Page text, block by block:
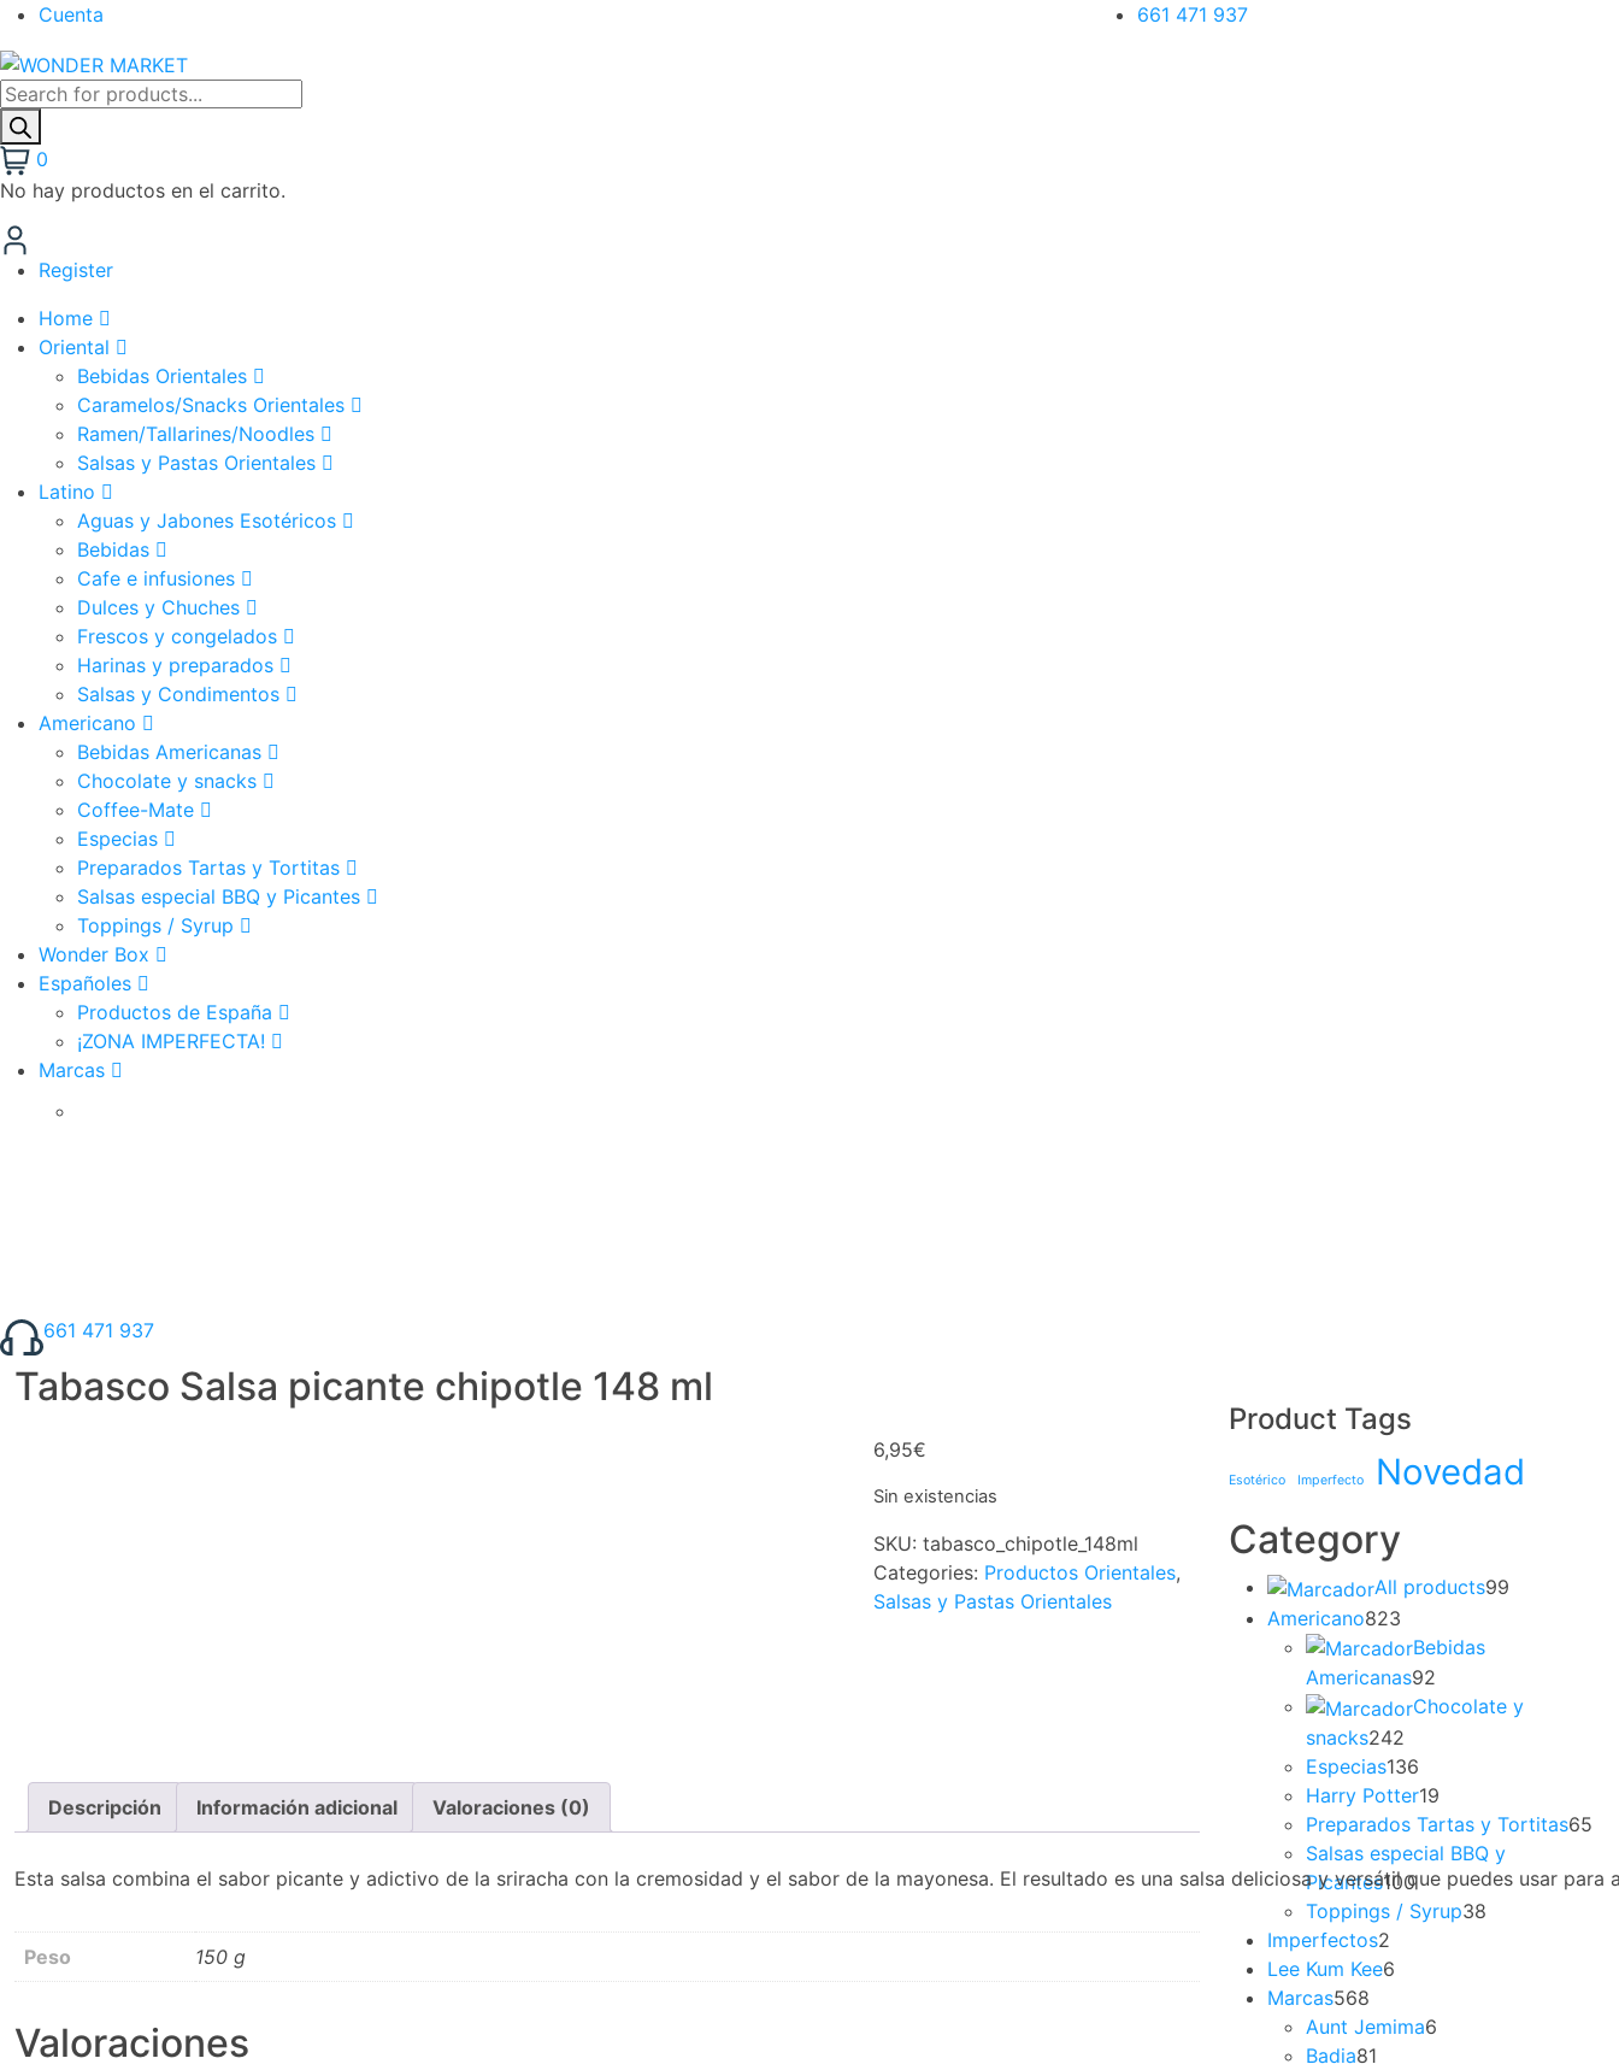
Cuenta 661 471 937
0
No hay productos en el carrito.
Register
Home
Oriental
Bebidas Orientales
Caramelos/Snacks Orientales
Ramen/Tallarines/Noodles
Salsas y Pastas Orientales
Latino
Aguas y Jabones Esotéricos
Bebidas
Cafe e infusiones
Dulces y Chuches
Frescos y congelados
Harinas y preparados
Salsas y Condimentos
Americano
Bebidas Americanas
Chocolate y snacks
Coffee-Mate
Especias
Preparados Tartas y Tortitas
Salsas especial BBQ y Picantes
Toppings / Syrup
Wonder Box
Españoles
Productos de España
¡ZONA IMPERFECTA!
Marcas
661 471 937
Tabasco Salsa picante chipotle 148 ml
6,95€
Sin existencias
SKU:tabasco_chipotle_148ml
Categories: Productos Orientales,
Salsas y Pastas Orientales
Descripción Información adicional Valoraciones (0)
Esta salsa combina el sabor picante y adictivo de la sriracha con la cremosidad y el sabor de la mayonesa. El resultado es una salsa deliciosa y versátil que puedes usar
Peso 150 g
Valoraciones
Product Tags
Esotérico Imperfecto Novedad
Category
All products99
Americano823
Bebidas
Americanas92
Chocolate y
snacks242
Especias136
Harry Potter19
Preparados Tartas y Tortitas65
Salsas especial BBQ y
Picantes100
Toppings / Syrup38
Imperfectos2
Lee Kum Kee6
Marcas568
Aunt Jemima6
Badia81